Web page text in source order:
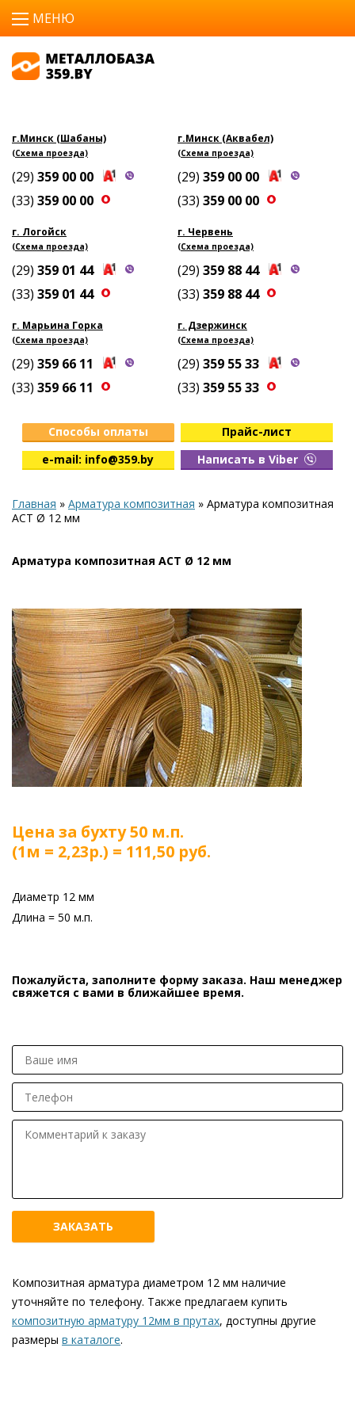
г.Минск (Шабаны)
(Схема проезда)
(29) 359 00 00
(33) 359 00 00
г.Минск (Аквабел)
(Схема проезда)
(29) 359 00 00
(33) 359 00 00
г. Логойск
(Схема проезда)
(29) 359 01 44
(33) 359 01 44
г. Червень
(Схема проезда)
(29) 359 88 44
(33) 359 88 44
г. Марьина Горка
(Схема проезда)
(29) 359 66 11
(33) 359 66 11
г. Дзержинск
(Схема проезда)
(29) 359 55 33
(33) 359 55 33
Способы оплаты
Прайс-лист
e-mail: info@359.by
Написать в Viber
Главная » Арматура композитная » Арматура композитная
АСТ Ø 12 мм
Арматура композитная АСТ Ø 12 мм
Цена за бухту 50 м.п.
(1м = 2,23р.) = 111,50 руб.
Диаметр 12 мм
Длина = 50 м.п.
Пожалуйста, заполните форму заказа. Наш менеджер
свяжется с вами в ближайшее время.
Композитная арматура диаметром 12 мм наличие
уточняйте по телефону. Также предлагаем купить
композитную арматуру 12мм в прутах, доступны другие
размеры в каталоге.